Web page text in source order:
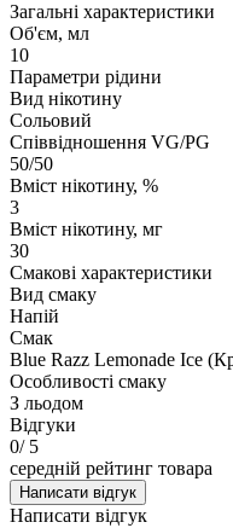
Загальні характеристики
Об'єм, мл
10
Параметри рідини
Вид нікотину
Сольовий
Співвідношення VG/PG
50/50
Вміст нікотину, %
3
Вміст нікотину, мг
30
Смакові характеристики
Вид смаку
Напій
Смак
Blue Razz Lemonade Ice
Особливості смаку
З льодом
Відгуки
0/ 5
середній рейтинг товара
Написати відгук
Написати відгук